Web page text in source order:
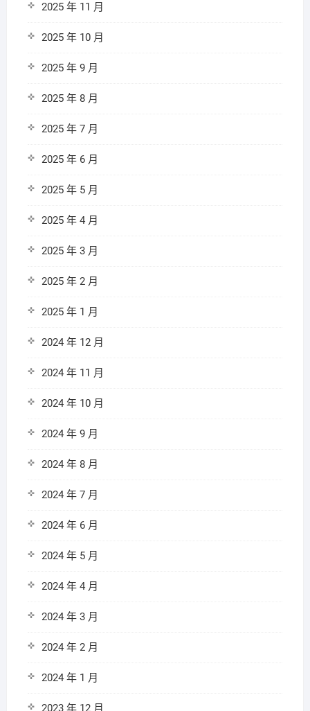
2025 年 11 月
2025 年 10 月
2025 年 9 月
2025 年 8 月
2025 年 7 月
2025 年 6 月
2025 年 5 月
2025 年 4 月
2025 年 3 月
2025 年 2 月
2025 年 1 月
2024 年 12 月
2024 年 11 月
2024 年 10 月
2024 年 9 月
2024 年 8 月
2024 年 7 月
2024 年 6 月
2024 年 5 月
2024 年 4 月
2024 年 3 月
2024 年 2 月
2024 年 1 月
2023 年 12 月